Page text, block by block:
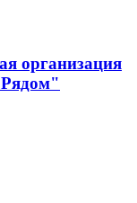
организация